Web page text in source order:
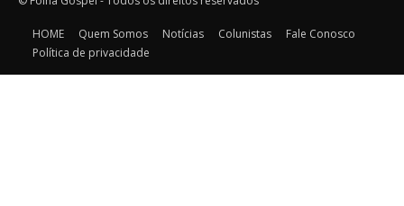
HOME Quem Somos Notícias Colunistas
Fale Conosco
Política de privacidade